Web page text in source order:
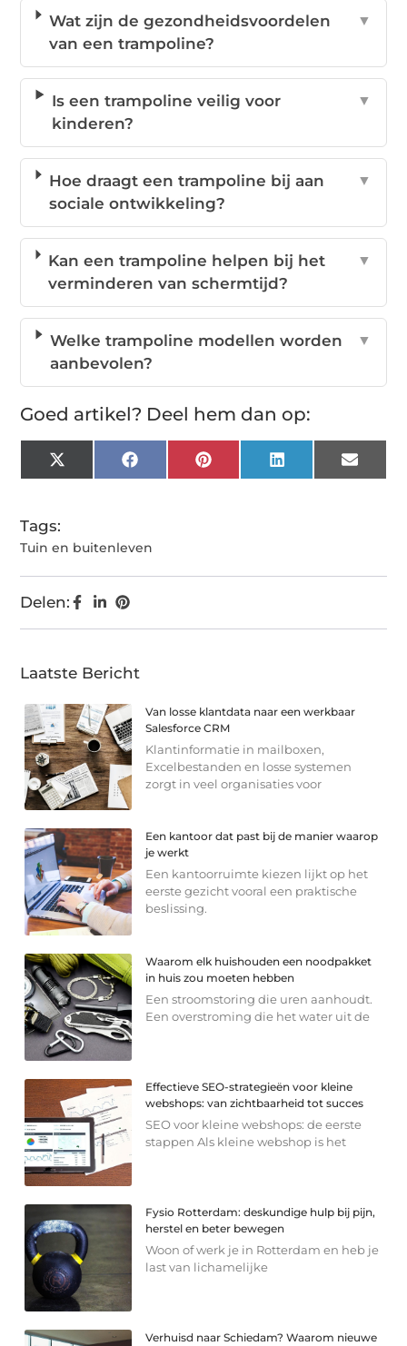
Wat zijn de gezondheidsvoordelen
van een trampoline?
▼
Is een trampoline veilig voor
kinderen?
▼
Hoe draagt een trampoline bij aan
sociale ontwikkeling?
▼
Kan een trampoline helpen bij het
verminderen van schermtijd?
▼
Welke trampoline modellen worden
aanbevolen?
▼
Goed artikel? Deel hem dan op:
X
(Twitter)
FacebookPinterest LinkedIn Email
Tags:
Tuin en buitenleven
Delen:
Laatste Bericht
Van losse klantdata naar een werkbaar
Salesforce CRM
Klantinformatie in mailboxen,
Excelbestanden en losse systemen
zorgt in veel organisaties voor
Een kantoor dat past bij de manier waarop
je werkt
Een kantoorruimte kiezen lijkt op het
eerste gezicht vooral een praktische
beslissing.
Waarom elk huishouden een noodpakket
in huis zou moeten hebben
Een stroomstoring die uren aanhoudt.
Een overstroming die het water uit de
Effectieve SEO-strategieën voor kleine
webshops: van zichtbaarheid tot succes
SEO voor kleine webshops: de eerste
stappen Als kleine webshop is het
Fysio Rotterdam: deskundige hulp bij pijn,
herstel en beter bewegen
Woon of werk je in Rotterdam en heb je
last van lichamelijke
Verhuisd naar Schiedam? Waarom nieuwe